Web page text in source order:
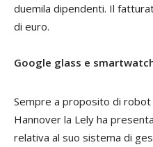
duemila dipendenti. Il
di euro.
Google glass e
Sempre a proposito di robot
Hannover la Lely ha
relativa al suo sistema di